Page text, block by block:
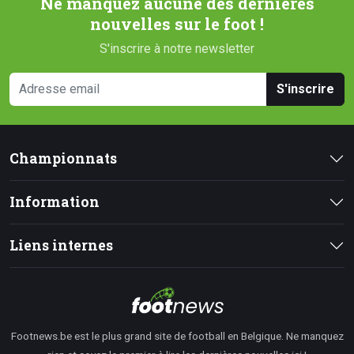
nouvelles sur le foot !
S'inscrire à notre newsletter
S'inscrire
Championnats
Information
Liens internes
Footnews.be est le plus grand site de football en Belgique. Ne manquez